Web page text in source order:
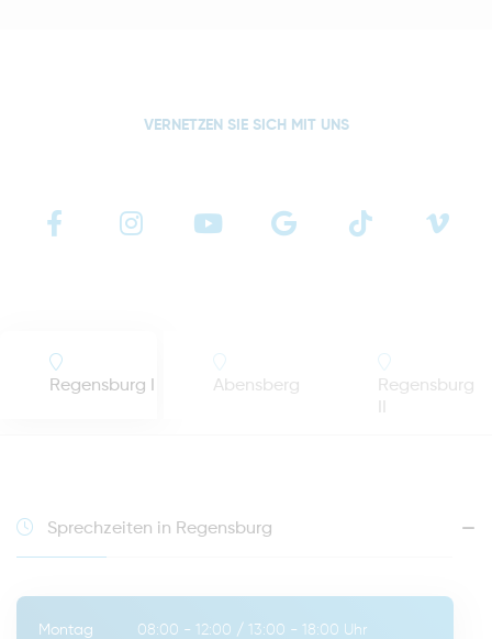
VERNETZEN SIE SICH MIT UNS
Regensburg I Abensberg
Regensburg
Sprechzeiten in Regensburg
Montag 08:00 - 12:00 / 13:00 - 18:00 Uhr